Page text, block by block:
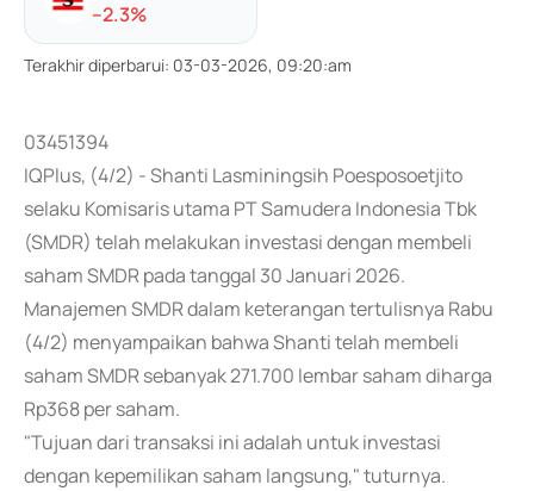
--2.3%
Terakhir diperbarui: 03-03-2026, 09:20:am
03451394
IQPlus, (4/2) - Shanti Lasminingsih Poesposoetjito
selaku Komisaris utama PT Samudera Indonesia Tbk
(SMDR) telah melakukan investasi dengan membeli
saham SMDR pada tanggal 30 Januari 2026.
Manajemen SMDR dalam keterangan tertulisnya Rabu
(4/2) menyampaikan bahwa Shanti telah membeli
saham SMDR sebanyak 271.700 lembar saham diharga
Rp368 per saham.
"Tujuan dari transaksi ini adalah untuk investasi
dengan kepemilikan saham langsung," tuturnya.